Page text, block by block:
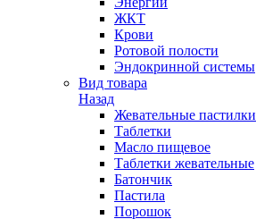
ЖКТ
Крови
Ротовой полости
Эндокринной системы
Вид товара
Назад
Жевательные пастилки
Таблетки
Масло пищевое
Таблетки жевательные
Батончик
Пастила
Порошок